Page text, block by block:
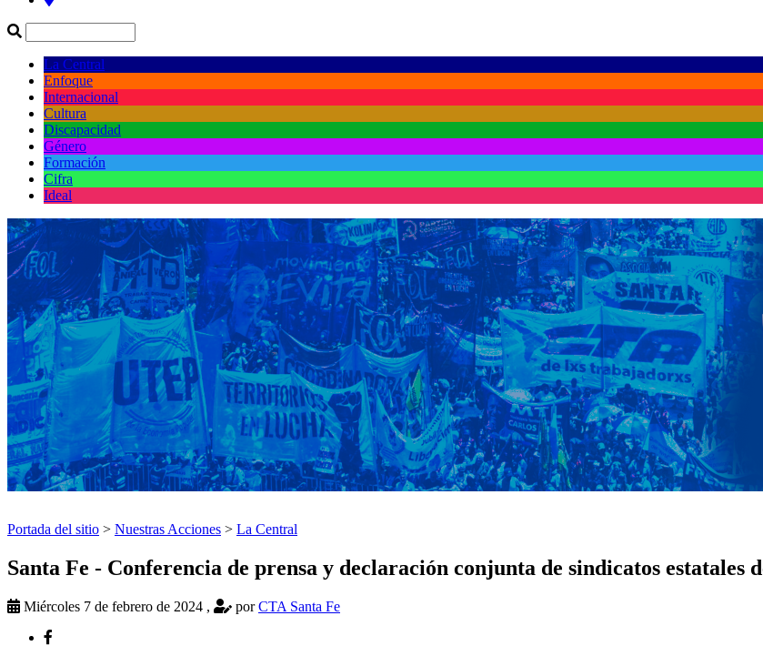
La Central
Enfoque
Internacional
Cultura
Discapacidad
Género
Formación
Cifra
Ideal
Portada del sitio > Nuestras Acciones > La Central
Santa Fe - Conferencia de prensa y declaración conjunta de sindicatos estatales
Miércoles 7 de febrero de 2024 , porCTA Santa Fe